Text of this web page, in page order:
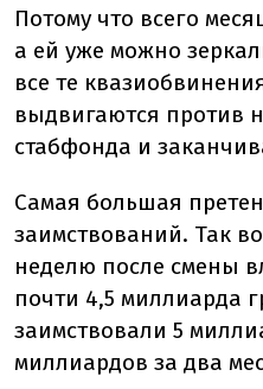
Потому что всего
а ей уже можно
все те
выдвигаются против
стабфонда и
Самая большая
заимствований. Так
неделю после смены
почти 4,5 миллиарда
заимствовали 5
миллиардов за два